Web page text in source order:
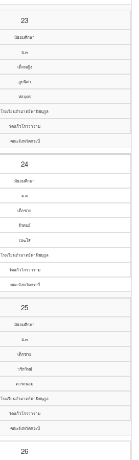
23
มัธยมศึกษา
ม.๓
เด็กหญิง
ภูษนิศา
ห่อบุตร
โรงเรียนอำมาตย์พานิชนุกูล
วัดแก้วโกรวาราม
คณะจังหวัดกระบี่
24
มัธยมศึกษา
ม.๓
เด็กชาย
ธีรดนย์
เมฆใส
โรงเรียนอำมาตย์พานิชนุกูล
วัดแก้วโกรวาราม
คณะจังหวัดกระบี่
25
มัธยมศึกษา
ม.๓
เด็กชาย
วชิรวิทย์
ควรถนอม
โรงเรียนอำมาตย์พานิชนุกูล
วัดแก้วโกรวาราม
คณะจังหวัดกระบี่
26